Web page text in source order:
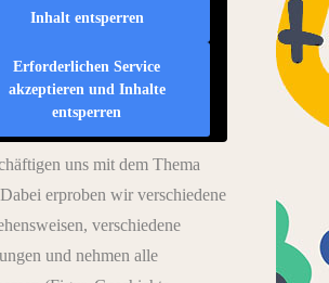
Inhalt entsperren
Erforderlichen Service
akzeptieren und Inhalte
entsperren
uns mit dem Thema
erproben wir verschiedene
verschiedene
und nehmen alle